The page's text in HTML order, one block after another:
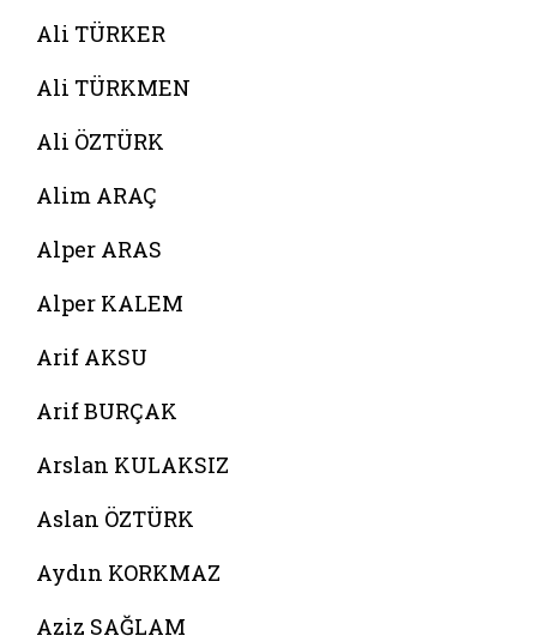
Ali TÜRKER
Ali TÜRKMEN
Ali ÖZTÜRK
Alim ARAÇ
Alper ARAS
Alper KALEM
Arif AKSU
Arif BURÇAK
Arslan KULAKSIZ
Aslan ÖZTÜRK
Aydın KORKMAZ
Aziz SAĞLAM